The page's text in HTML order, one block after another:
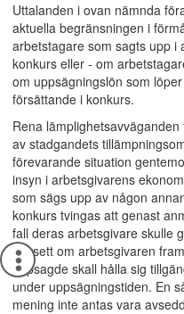
Uttalanden i ovan nämnda
aktuella begränsningen i
arbetstagare som sagts upp i
konkurs eller - om
om uppsägningslön som
försättande i konkurs.
Rena
av stadgandets
förevarande situation
insyn i arbetsgivarens
som sägs upp av någon
konkurs tvingas att genast
fall deras arbetsgivare skulle
oavsett om arbetsgivaren
uppsagde skall hålla sig
under uppsägningstiden. En
mening inte antas vara